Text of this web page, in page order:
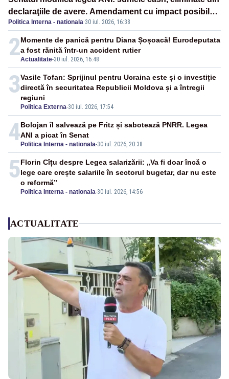
declaraţiile de avere. Amendament cu impact posibil
asupra lui Dominic Fritz
Politica Interna - nationala·30 iul. 2026, 16:38
2Actualitate-30 iul. 2026, 16:48
Momente de panică pentru Diana Șoșoacă! Eurodeputata
a fost rănită într-un accident rutier
3
Politica Externa-30 iul. 2026, 17:54
Vasile Tofan: Sprijinul pentru Ucraina este și o investiție
directă în securitatea Republicii Moldova și a întregii
regiuni
4 Politica Interna - nationala-30 iul. 2026, 20:38
Bolojan îl salvează pe Fritz și sabotează PNRR. Legea
ANI a picat în Senat
5
Politica Interna - nationala-30 iul. 2026, 14:56
Florin Cîțu despre Legea salarizării: „Va fi doar încă o
lege care crește salariile în sectorul bugetar, dar nu este
o reformă”
ACTUALITATE